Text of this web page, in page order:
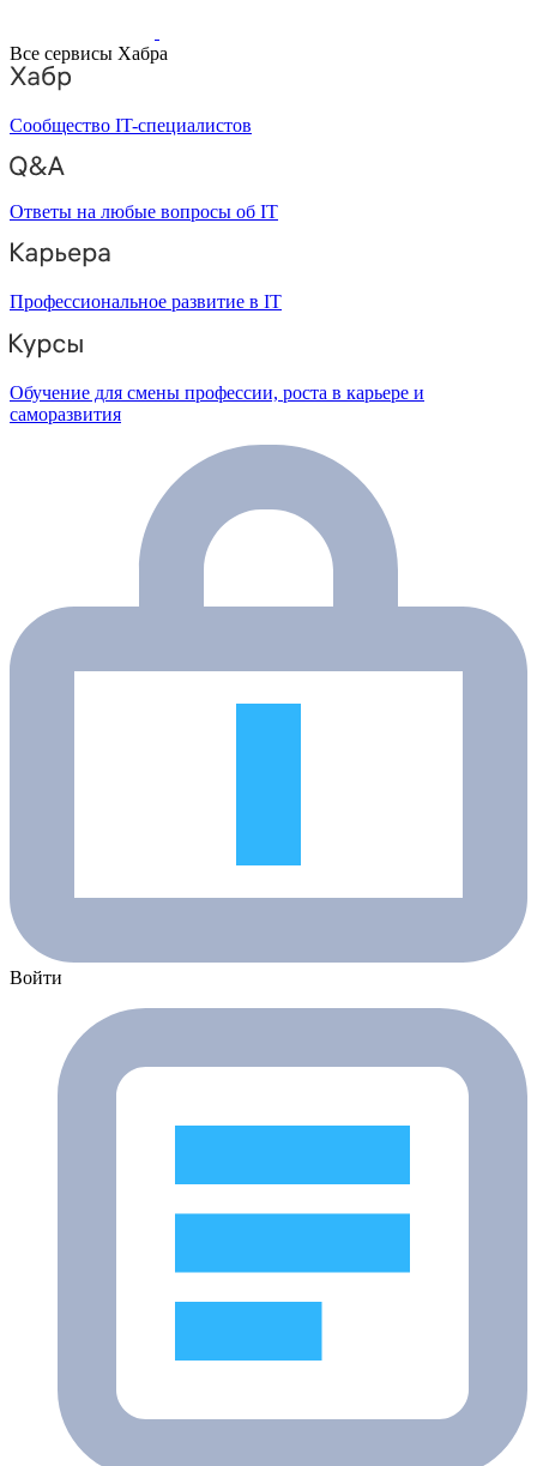
Все сервисы Хабра
Сообщество IT-специалистов
Ответы на любые вопросы об IT
Профессиональное развитие в IT
Обучение для смены профессии, роста в карьере и
саморазвития
Войти